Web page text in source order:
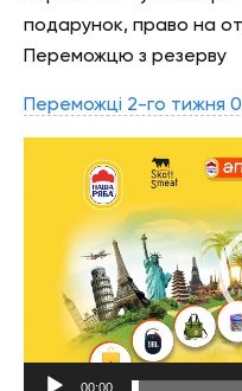
подарунок, право на
Переможцю з резерву
Переможці 2-го тижня
00:00